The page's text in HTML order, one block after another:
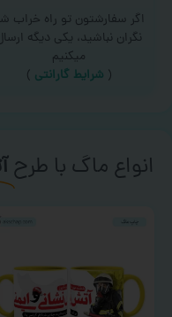
اگر سفارشتون تو راه خراب
نگران نباشید، یکی دیگه
میکنیم
( شرایط گارانتی )
انواع ماگ با طرح